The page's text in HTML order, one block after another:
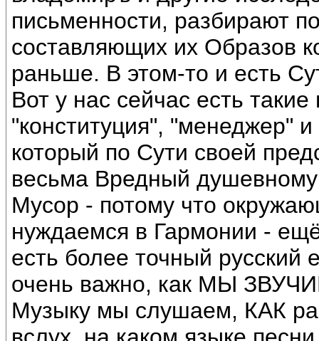
письменности, разбирают
составляющих их Образов
раньше. В этом-то и есть
Вот у нас сейчас есть
"конституция", "менеджер"
который по Сути своей
весьма Вредный
Мусор - потому что
нуждаемся в Гармонии -
есть более точный русский
очень важно, как МЫ
Музыку мы слушаем, КАК